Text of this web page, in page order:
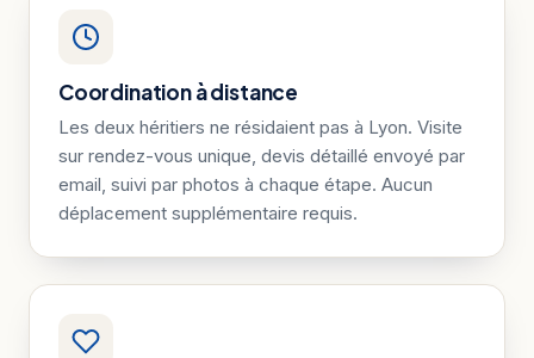
Coordination à distance
Les deux héritiers ne résidaient pas à Lyon. Visite
sur rendez-vous unique, devis détaillé envoyé par
email, suivi par photos à chaque étape. Aucun
déplacement supplémentaire requis.